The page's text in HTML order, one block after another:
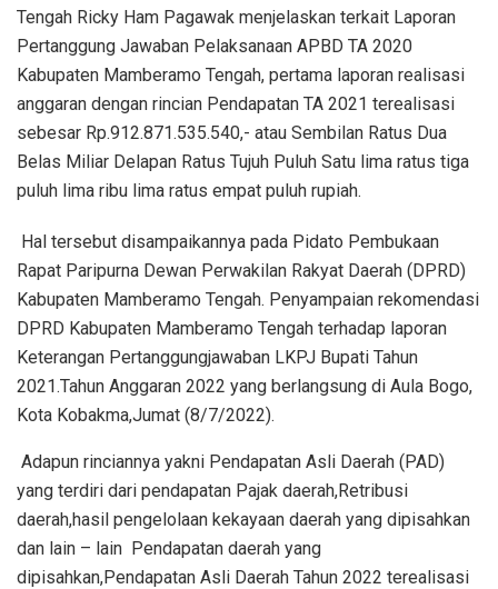
Tengah Ricky Ham Pagawak menjelaskan terkait Laporan
Pertanggung Jawaban Pelaksanaan APBD TA 2020
Kabupaten Mamberamo Tengah, pertama laporan realisasi
anggaran dengan rincian Pendapatan TA 2021 terealisasi
sebesar Rp.912.871.535.540,- atau Sembilan Ratus Dua
Belas Miliar Delapan Ratus Tujuh Puluh Satu lima ratus tiga
puluh lima ribu lima ratus empat puluh rupiah.
Hal tersebut disampaikannya pada Pidato Pembukaan
Rapat Paripurna Dewan Perwakilan Rakyat Daerah (DPRD)
Kabupaten Mamberamo Tengah. Penyampaian rekomendasi
DPRD Kabupaten Mamberamo Tengah terhadap laporan
Keterangan Pertanggungjawaban LKPJ Bupati Tahun
2021.Tahun Anggaran 2022 yang berlangsung di Aula Bogo,
Kota Kobakma,Jumat (8/7/2022).
Adapun rinciannya yakni Pendapatan Asli Daerah (PAD)
yang terdiri dari pendapatan Pajak daerah,Retribusi
daerah,hasil pengelolaan kekayaan daerah yang dipisahkan
dan lain – lain Pendapatan daerah yang
dipisahkan,Pendapatan Asli Daerah Tahun 2022 terealisasi